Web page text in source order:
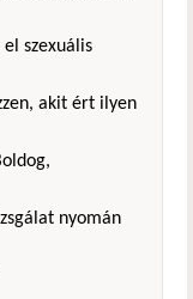
szexuális
akit ért ilyen
nyomán